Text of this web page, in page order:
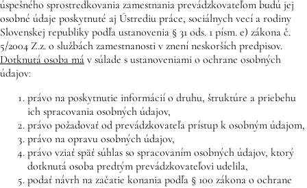
úspešného sprostredkovania zamestnania prevádzkovateľom budú jej
osobné údaje poskytnuté aj Ústrediu práce, sociálnych vecí a rodiny
Slovenskej republiky podľa ustanovenia § 31 ods. 1 písm. e) zákona č.
5/2004 Z.z. o službách zamestnanosti v znení neskorších predpisov.
Dotknutá osoba má v súlade s ustanoveniami o ochrane osobných
údajov:
právo na poskytnutie informácií o druhu, štruktúre a priebehu
ich spracovania osobných údajov,
právo požadovať od prevádzkovateľa prístup k osobným údajom,
právo na opravu osobných údajov,
právo vziať späť súhlas so spracovaním osobných údajov, ktorý
dotknutá osoba predtým prevádzkovateľovi udelila,
podať návrh na začatie konania podľa § 100 zákona o ochrane